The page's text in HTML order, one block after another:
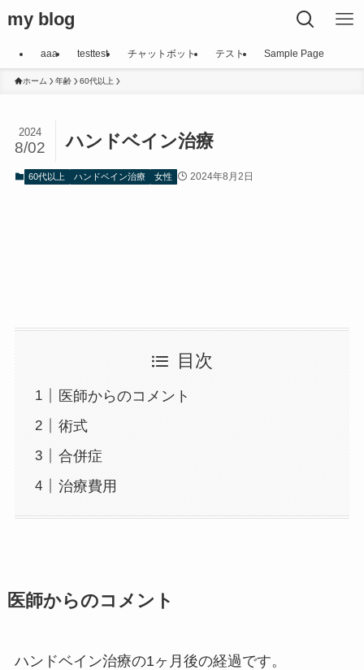
my blog
aaa testtest チャットボット テスト Sample Page
ホーム 年齢 60代以上
ハンドベイン治療
2024
8/02
60代以上 ハンドベイン治療 女性 2024年8月2日
目次
医師からのコメント
術式
合併症
治療費用
医師からのコメント
ハンドベイン治療の1ヶ月後の経過です。